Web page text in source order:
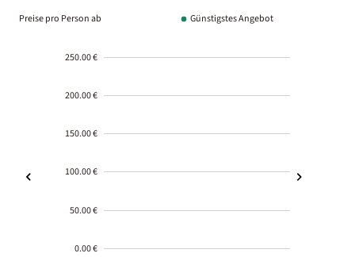
Preise pro Person ab Günstigstes Angebot
250.00 €
200.00 €
150.00 €
100.00 €
50.00 €
0.00 €